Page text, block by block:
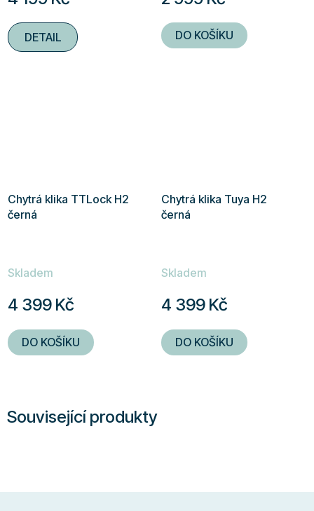
Související produkty
je
5,0
z
DETAIL
je
5,0
z
DO KOŠÍKU
Chytrá klika TTLock H2
černá
Skladem
4 399 Kč
DO KOŠÍKU
Chytrá klika Tuya H2
černá
Skladem
4 399 Kč
DO KOŠÍKU